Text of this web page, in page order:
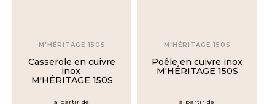
Plats
ovales
M'HÉRITAGE 150S
Casserole en cuivre
inox
M'HÉRITAGE 150S
à partir de
M'HÉRITAGE 150S
Poêle en cuivre inox
M'HÉRITAGE 150S
à partir de